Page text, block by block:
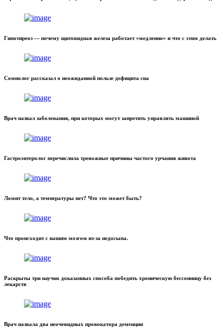
Гипотиреоз — почему щитовидная железа работает «медленно» и что с этим делать
Сомнолог рассказал о неожиданной пользе дефицита сна
Врач назвал заболевания, при которых могут запретить управлять машиной
Гастроэнтеролог перечислила тревожные причины частого урчания живота
Ломит тело, а температуры нет? Что это может быть?
Что происходит с нашим мозгом из-за недосыпа.
Раскрыты три научно доказанных способа победить хроническую бессонницу без
лекарств
Врач назвала два неочевидных провокатора деменции